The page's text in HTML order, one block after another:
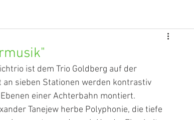
ist dem Trio Goldberg auf der
sieben Stationen werden kontrastiv
einer Achterbahn montiert.
Tanejew herbe Polyphonie, die tiefe